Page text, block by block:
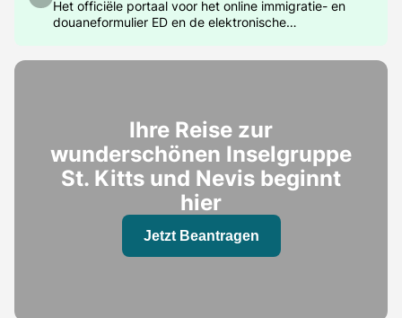
Nevis
Het officiële portaal voor het online immigratie- en
douaneformulier ED en de elektronische
Ihre Reise zur
wunderschönen Inselgruppe
St. Kitts und Nevis beginnt
hier
Jetzt Beantragen